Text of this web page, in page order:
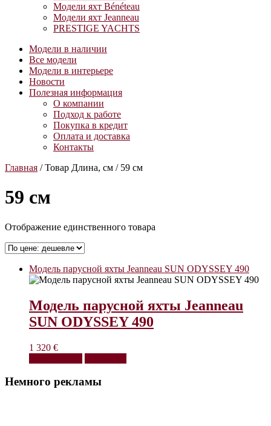
Модели яхт Bénéteau
Модели яхт Jeanneau
PRESTIGE YACHTS
Модели в наличии
Все модели
Модели в интерьере
Новости
Полезная информация
О компании
Подход к работе
Покупка в кредит
Оплата и доставка
Контакты
Главная / Товар Длина, см / 59 см
59 см
Отображение единственного товара
Модель парусной яхты Jeanneau SUN ODYSSEY 490
Модель парусной яхты Jeanneau
SUN ODYSSEY 490
1 320 €
Немного рекламы